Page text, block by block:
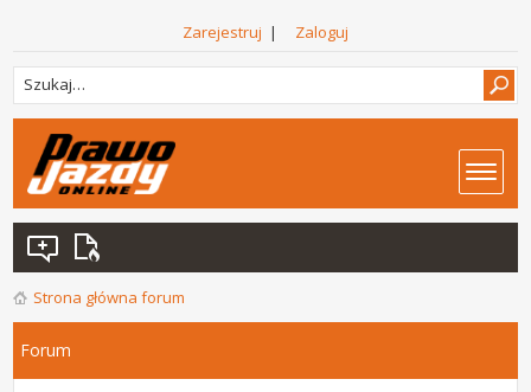
Zarejestruj | Zaloguj
Strona główna forum
Forum